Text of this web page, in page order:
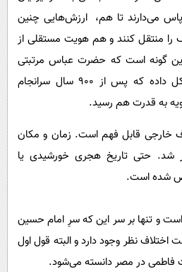
می‌دارند تا هم، ارزش‌هایی چنین
را منتقل کنند و هم هویت مستقلی از
این گونه است که حضرت عباس مرتبتی
خاص یافته و هویتی را شکل داده که پس از 900 سال سرانجام
به قدرت هم رسید.
خارجی قابل فهم است. زمان و مکان
شد. حتی تاریخ هجری خورشیدی یا
شده است.
تنها بر سر این که سرِ امام حسین
اختلاف نظر وجود دارد و البته قول اول
در مصر دانسته می‌شود.